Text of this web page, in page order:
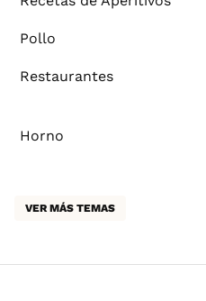
Pollo
Restaurantes
Horno
VER MÁS TEMAS